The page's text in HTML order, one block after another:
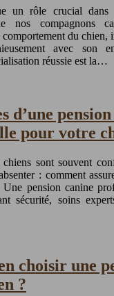
un rôle crucial dans
nos compagnons
du chien,
avec son
réussie est la…
d’une
pour votre
sont souvent
: comment
pension canine
sécurité, soins
choisir une
?